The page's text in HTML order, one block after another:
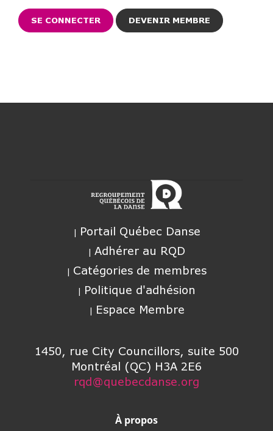
DEVENIR MEMBRE
Portail Québec Danse
Adhérer au RQD
Catégories de membres
Politique d'adhésion
Espace Membre
1450, rue City Councillors, suite 500
Montréal (QC) H3A 2E6
rqd@quebecdanse.org
À propos